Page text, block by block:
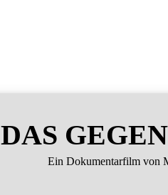
DAS
Ein Dokumentarfilm von